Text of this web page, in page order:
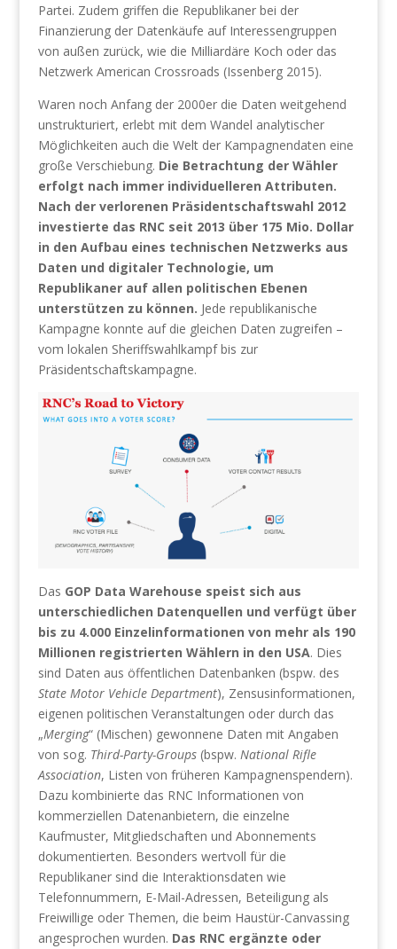
Partei. Zudem griffen die Republikaner bei der
Finanzierung der Datenkäufe auf Interessengruppen
von außen zurück, wie die Milliardäre Koch oder das
Netzwerk American Crossroads (Issenberg 2015).
Waren noch Anfang der 2000er die Daten weitgehend
unstrukturiert, erlebt mit dem Wandel analytischer
Möglichkeiten auch die Welt der Kampagnendaten eine
große Verschiebung. Die Betrachtung der Wähler
erfolgt nach immer individuelleren Attributen.
Nach der verlorenen Präsidentschaftswahl 2012
investierte das RNC seit 2013 über 175 Mio. Dollar
in den Aufbau eines technischen Netzwerks aus
Daten und digitaler Technologie, um
Republikaner auf allen politischen Ebenen
unterstützen zu können. Jede republikanische
Kampagne konnte auf die gleichen Daten zugreifen –
vom lokalen Sheriffswahlkampf bis zur
Präsidentschaftskampagne.
Das GOP Data Warehouse speist sich aus
unterschiedlichen Datenquellen und verfügt über
bis zu 4.000 Einzelinformationen von mehr als 190
Millionen registrierten Wählern in den USA. Dies
sind Daten aus öffentlichen Datenbanken (bspw. des
State Motor Vehicle Department), Zensusinformationen,
eigenen politischen Veranstaltungen oder durch das
„Merging“ (Mischen) gewonnene Daten mit Angaben
von sog. Third-Party-Groups(bspw. National Rifle
Association, Listen von früheren Kampagnenspendern).
Dazu kombinierte das RNC Informationen von
kommerziellen Datenanbietern, die einzelne
Kaufmuster, Mitgliedschaften und Abonnements
dokumentierten. Besonders wertvoll für die
Republikaner sind die Interaktionsdaten wie
Telefonnummern, E-Mail-Adressen, Beteiligung als
Freiwillige oder Themen, die beim Haustür-Canvassing
angesprochen wurden. Das RNC ergänzte oder